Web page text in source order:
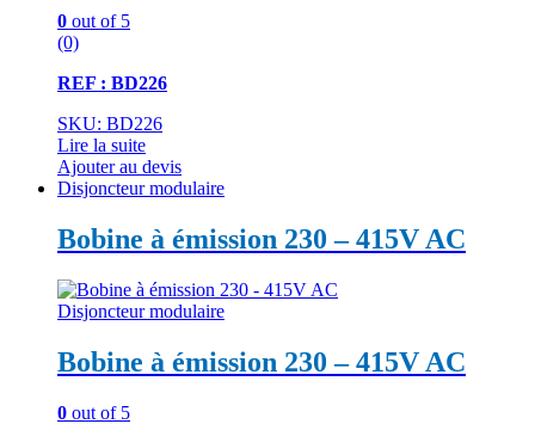
0 out of 5
(0)
REF : BD226
SKU: BD226
Lire la suite
Ajouter au devis
Disjoncteur modulaire
Bobine à émission 230 – 415V AC
Disjoncteur modulaire
Bobine à émission 230 – 415V AC
0 out of 5